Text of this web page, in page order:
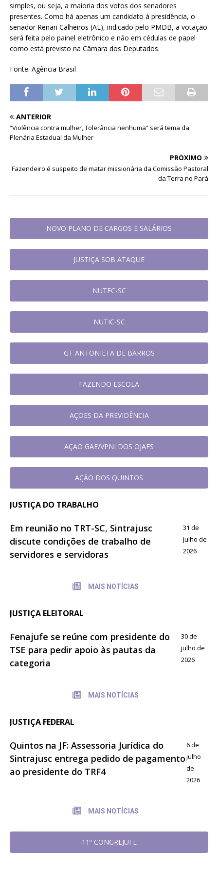
simples, ou seja, a maioria dos votos dos senadores
presentes. Como há apenas um candidato à presidência, o
senador Renan Calheiros (AL), indicado pelo PMDB, a votação
será feita pelo painel eletrônico e não em cédulas de papel
como está previsto na Câmara dos Deputados.
Fonte: Agência Brasil
ANTERIOR
“Violência contra mulher, Tolerância nenhuma” será tema da
Plenária Estadual da Mulher
PRÓXIMO
Fazendeiro é suspeito de matar missionária da Comissão Pastoral
da Terra no Pará
NOVO PLANO DE CARGOS E SALÁRIOS
JUSTIÇA SOB ATAQUE
NUTEC-SC
NUTIC-SC
GT ANTONIETA DE BARROS
FAZENDO ESCOLA
AÇOES DA PREVIDÊNCIA
AÇAO GAE/VPNI DOS OJAFS
AÇÃO DOS QUINTOS
JUSTIÇA DO TRABALHO
Em reunião no TRT-SC, Sintrajusc
discute condições de trabalho de
servidores e servidoras
31 de
julho de
2026
MAIS NOTÍCIAS
JUSTIÇA ELEITORAL
Fenajufe se reúne com presidente do
TSE para pedir apoio às pautas da
categoria
30 de
julho de
2026
MAIS NOTÍCIAS
JUSTIÇA FEDERAL
Quintos na JF: Assessoria Jurídica do
Sintrajusc entrega pedido de pagamento
ao presidente do TRF4
6 de
julho
de
2026
MAIS NOTÍCIAS
11º CONGREJUFE